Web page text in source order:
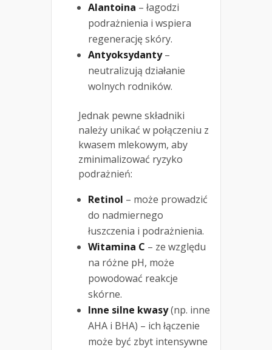
Alantoina – łagodzi
podrażnienia i wspiera
regenerację skóry.
Antyoksydanty–
neutralizują działanie
wolnych rodników.
Jednak pewne składniki
należy unikać w połączeniu z
kwasem mlekowym, aby
zminimalizować ryzyko
podrażnień:
Retinol – może prowadzić
do nadmiernego
łuszczenia i podrażnienia.
Witamina C – ze względu
na różne pH, może
powodować reakcje
skórne.
Inne silne kwasy(np. inne
AHA i BHA) – ich łączenie
może być zbyt intensywne